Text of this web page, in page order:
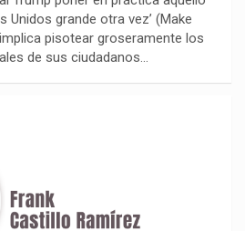
Unidos grande otra vez’ (Make
pisotear groseramente los
de sus ciudadanos…